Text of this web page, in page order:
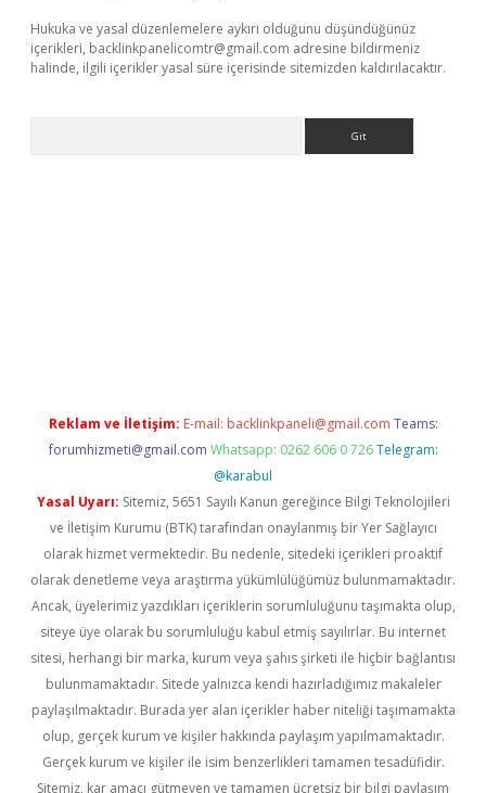
Hukuka ve yasal düzenlemelere aykırı olduğunu düşündüğünüz
içerikleri, backlinkpanelicomtr@gmail.com adresine bildirmeniz
halinde, ilgili içerikler yasal süre içerisinde sitemizden kaldırılacaktır.
Reklam ve İletişim: E-mail: backlinkpaneli@gmail.com Teams:
forumhizmeti@gmail.com Whatsapp: 0262 606 0 726 Telegram:
@karabul
Yasal Uyarı: Sitemiz, 5651 Sayılı Kanun gereğince Bilgi Teknolojileri
ve İletişim Kurumu (BTK) tarafından onaylanmış bir Yer Sağlayıcı
olarak hizmet vermektedir. Bu nedenle, sitedeki içerikleri proaktif
olarak denetleme veya araştırma yükümlülüğümüz bulunmamaktadır.
Ancak, üyelerimiz yazdıkları içeriklerin sorumluluğunu taşımakta olup,
siteye üye olarak bu sorumluluğu kabul etmiş sayılırlar. Bu internet
sitesi, herhangi bir marka, kurum veya şahıs şirketi ile hiçbir bağlantısı
bulunmamaktadır. Sitede yalnızca kendi hazırladığımız makaleler
paylaşılmaktadır. Burada yer alan içerikler haber niteliği taşımamakta
olup, gerçek kurum ve kişiler hakkında paylaşım yapılmamaktadır.
Gerçek kurum ve kişiler ile isim benzerlikleri tamamen tesadüfidir.
Sitemiz, kar amacı gütmeyen ve tamamen ücretsiz bir bilgi paylaşım